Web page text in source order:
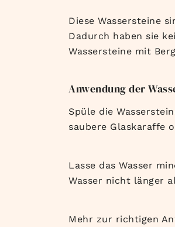
Diese Wassersteine
Dadurch haben sie
Wassersteine mit
Anwendung der
Spüle die
saubere Glaskaraffe
Lasse das Wasser
Wasser nicht länger
Mehr zur richtigen